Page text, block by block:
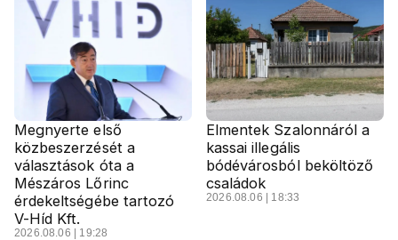
Megnyerte első
közbeszerzését a
választások óta a
Mészáros Lőrinc
érdekeltségébe tartozó
V-Híd Kft.
2026.08.06 | 19:28
Elmentek Szalonnáról a
kassai illegális
bódévárosból beköltöző
családok
2026.08.06 | 18:33